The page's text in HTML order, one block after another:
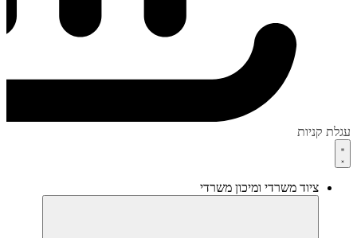
עגלת קניות
ציוד משרדי ומיכון משרדי